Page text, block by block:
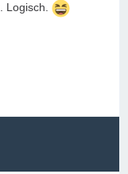
Logisch.